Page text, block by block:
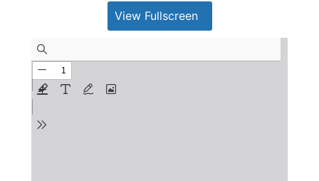
View Fullscreen